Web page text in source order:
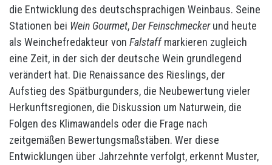
die Entwicklung des deutschsprachigen Weinbaus. Seine
Stationen bei Wein Gourmet,Der Feinschmeckerund heute
als Weinchefredakteur von Falstaffmarkieren zugleich
eine Zeit, in der sich der deutsche Wein grundlegend
verändert hat. Die Renaissance des Rieslings, der
Aufstieg des Spätburgunders, die Neubewertung vieler
Herkunftsregionen, die Diskussion um Naturwein, die
Folgen des Klimawandels oder die Frage nach
zeitgemäßen Bewertungsmaßstäben. Wer diese
Entwicklungen über Jahrzehnte verfolgt, erkennt Muster,